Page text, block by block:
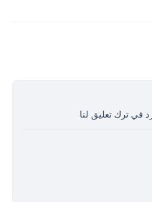
في ترك تعليق لنا